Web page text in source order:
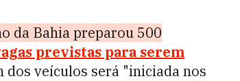
da Bahia preparou 500
previstas para serem
dos veículos será "iniciada nos